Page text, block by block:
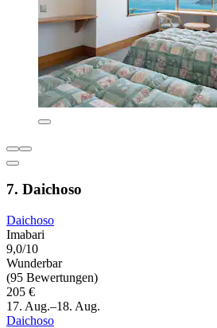
7. Daichoso
Daichoso
Imabari
9,0/10
Wunderbar
(95 Bewertungen)
205 €
17. Aug.–18. Aug.
Daichoso